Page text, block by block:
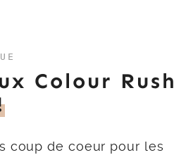
Colour Rush
coup de coeur pour les